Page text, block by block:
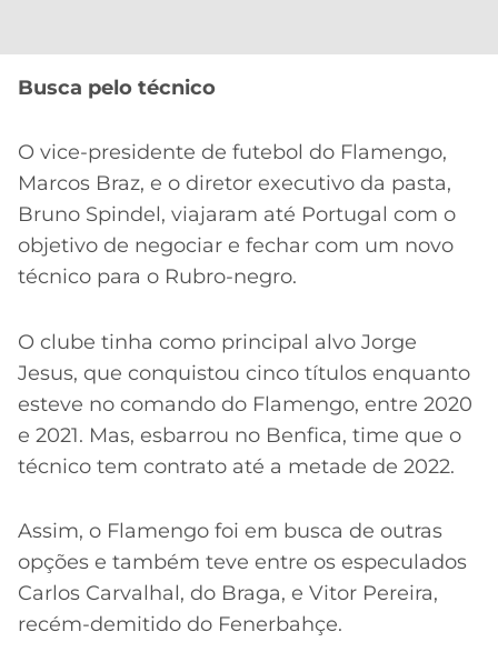
Busca pelo técnico
O vice-presidente de futebol do Flamengo,
Marcos Braz, e o diretor executivo da pasta,
Bruno Spindel, viajaram até Portugal com o
objetivo de negociar e fechar com um novo
técnico para o Rubro-negro.
O clube tinha como principal alvo Jorge
Jesus, que conquistou cinco títulos enquanto
esteve no comando do Flamengo, entre 2020
e 2021. Mas, esbarrou no Benfica, time que o
técnico tem contrato até a metade de 2022.
Assim, o Flamengo foi em busca de outras
opções e também teve entre os especulados
Carlos Carvalhal, do Braga, e Vitor Pereira,
recém-demitido do Fenerbahçe.